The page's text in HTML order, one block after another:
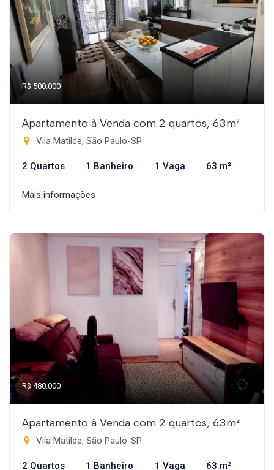
R$ 500.000
Apartamento à Venda com 2 quartos, 63m²
Vila Matilde, São Paulo-SP
2 Quartos 1 Banheiro 1 Vaga 63 m²
Mais informações
R$ 480.000
Apartamento à Venda com 2 quartos, 63m²
Vila Matilde, São Paulo-SP
2 Quartos 1 Banheiro 1 Vaga 63 m²